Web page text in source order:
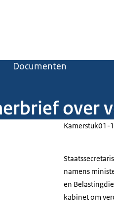
Documenten
over
Kamerstuk01-
namens
en
kabinet om